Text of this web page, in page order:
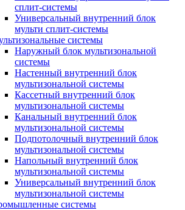
сплит-системы
Универсальный внутренний блок
мульти сплит-системы
системы
Наружный блок мультизональной
системы
Настенный внутренний блок
мультизональной системы
Кассетный внутренний блок
мультизональной системы
Канальный внутренний блок
мультизональной системы
Подпотолочный внутренний блок
мультизональной системы
Напольный внутренний блок
мультизональной системы
Универсальный внутренний блок
мультизональной системы
системы